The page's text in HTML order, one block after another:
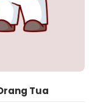
Tua